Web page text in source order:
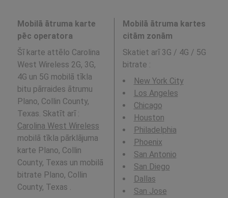
Mobilā ātruma karte
pēc operatora
Šī karte attēlo Carolina
West Wireless 2G, 3G,
4G un 5G mobilā tīkla
bitu pārraides ātrumu
Plano, Collin County,
Texas. Skatīt arī :
Carolina West Wireless
mobilā tīkla pārklājuma
karte Plano, Collin
County, Texas un mobilā
bitrate Plano, Collin
County, Texas .
Mobilā ātruma kartes
citām zonām
Skatiet arī 3G / 4G / 5G
bitrate :
New York City
Los Angeles
Chicago
Houston
Philadelphia
Phoenix
San Antonio
San Diego
Dallas
San Jose